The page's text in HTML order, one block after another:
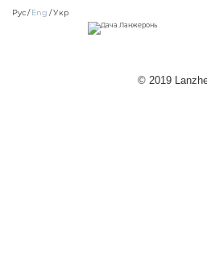
Рус Eng Укр
© 2019